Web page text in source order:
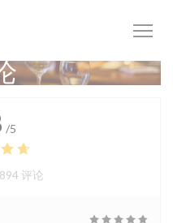
/5
894 评论